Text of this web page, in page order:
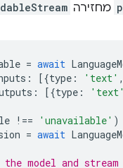
= await
: [{type :
: [{type :
!==
= await
the model and